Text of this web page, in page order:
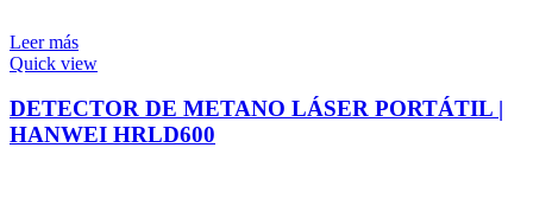
Leer más
Quick view
DETECTOR DE METANO LÁSER PORTÁTIL |
HANWEI HRLD600